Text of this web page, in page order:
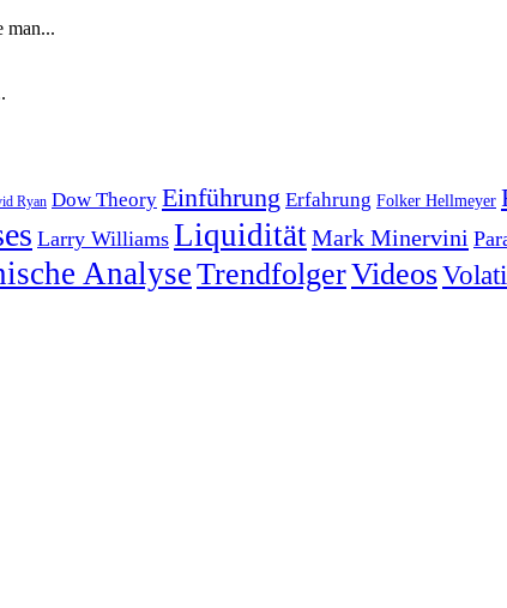
man...
Ryan Dow Theory Einführung Erfahrung Folker Hellmeyer
Larry Williams LiquiditätMark Minervini
AnalyseTrendfolgerVideos